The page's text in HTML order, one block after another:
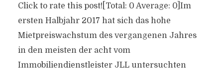
Click to rate this post![Total: 0 Average: 0]Im
ersten Halbjahr 2017 hat sich das hohe
Mietpreiswachstum des vergangenen Jahres
in den meisten der acht vom
Immobiliendienstleister JLL untersuchten